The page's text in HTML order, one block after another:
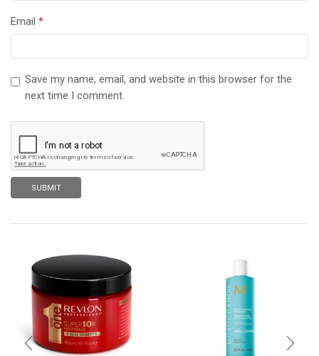
Email *
Save my name, email, and website in this browser for the
next time I comment.